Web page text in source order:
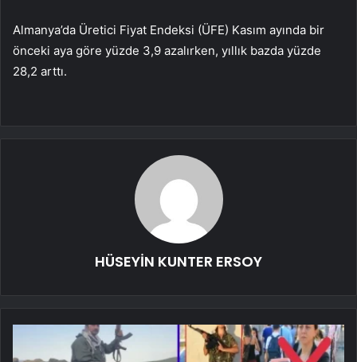
Almanya’da Üretici Fiyat Endeksi (ÜFE) Kasım ayında bir
önceki aya göre yüzde 3,9 azalırken, yıllık bazda yüzde
28,2 arttı.
HÜSEYİN KUNTER ERSOY